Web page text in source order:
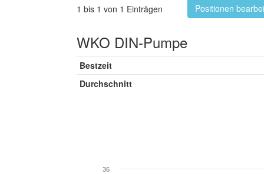
1 bis 1 von 1 Einträgen Positionen
WKO DIN-Pumpe
Bestzeit
Durchschnitt
36